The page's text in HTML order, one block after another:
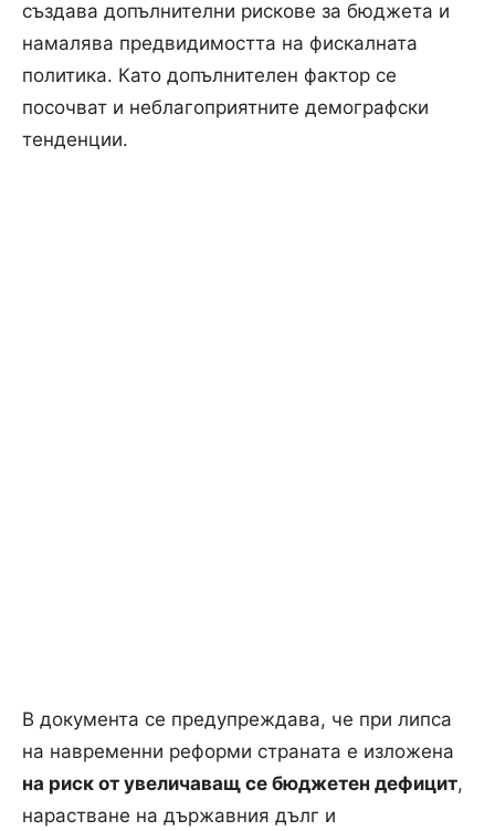
създава допълнителни рискове за бюджета и
намалява предвидимостта на фискалната
политика. Като допълнителен фактор се
посочват и неблагоприятните демографски
тенденции.
В документа се предупреждава, че при липса
на навременни реформи страната е изложена
на риск от увеличаващ се бюджетен дефицит,
нарастване на държавния дълг и